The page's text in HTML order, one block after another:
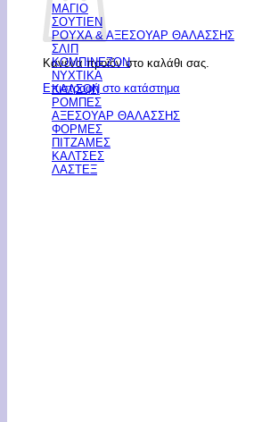
Κανένα προϊόν στο καλάθι σας.
Επιστροφή στο κατάστημα
ΜΑΓΙΟ
ΣΟΥΤΙΕΝ
ΡΟΥΧΑ & ΑΞΕΣΟΥΑΡ ΘΑΛΑΣΣΗΣ
ΣΛΙΠ
ΚΟΜΠΙΝΕΖΟΝ
ΝΥΧΤΙΚΑ
ΚΑΛΣΟΝ
ΡΟΜΠΕΣ
ΑΞΕΣΟΥΑΡ ΘΑΛΑΣΣΗΣ
ΦΟΡΜΕΣ
ΠΙΤΖΑΜΕΣ
ΚΑΛΤΣΕΣ
ΛΑΣΤΕΞ